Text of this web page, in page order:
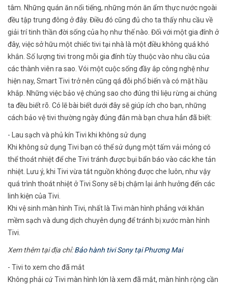
tâm. Những quán ăn nổi tiếng, những món ăn ẩm thực nước ngoài
đều tập trung đông ở đây. Điều đó cũng đủ cho ta thấy nhu cầu về
giải trí tinh thần đời sống của họ như thế nào. Đối với một gia đính ở
đây, việc sở hữu một chiếc tivi tại nhà là một điều không quá khó
khắn. Số lượng tivi trong mỗi gia đính tùy thuộc vào nhu cầu của
các thành viên ra sao. Vói một cuộc sống đầy ắp công nghệ như
hiện nay, Smart Tivi trở nên cũng qá đỗi phổ biến và có mặt hầu
khắp. Những việc bảo vệ chúng sao cho đúng thì liệu rừng ai chúng
ta đều biết rõ. Có lẽ bài biết dưới đây sẽ giúp ích cho bạn, những
cách bảo vệ tivi thường ngày đúng đắn mà bạn chưa hẳn đã biết:
- Lau sạch và phủ kín Tivi khi không sử dụng
Khi không sử dụng Tivi bạn có thể sử dụng một tấm vải mỏng có
thể thoát nhiệt để che Tivi tránh được bụi bẩn báo vào các khe tản
nhiệt. Lưu ý, khi Tivi vừa tắt nguồn không được che luôn, như vậy
quá trình thoát nhiệt ở Tivi Sony sẽ bị chậm lại ảnh hưởng đến các
linh kiện của Tivi.
Khi vệ sinh màn hình Tivi, nhất là Tivi màn hình phẳng với khăn
mềm sạch và dung dịch chuyên dụng để tránh bị xước màn hình
Tivi.
Xem thêm tại địa chỉ:Bảo hành tivi Sony tại Phương Mai
- Tivi to xem cho đã mắt
Không phải cứ Tivi màn hình lớn là xem đã mắt, màn hình rộng cần